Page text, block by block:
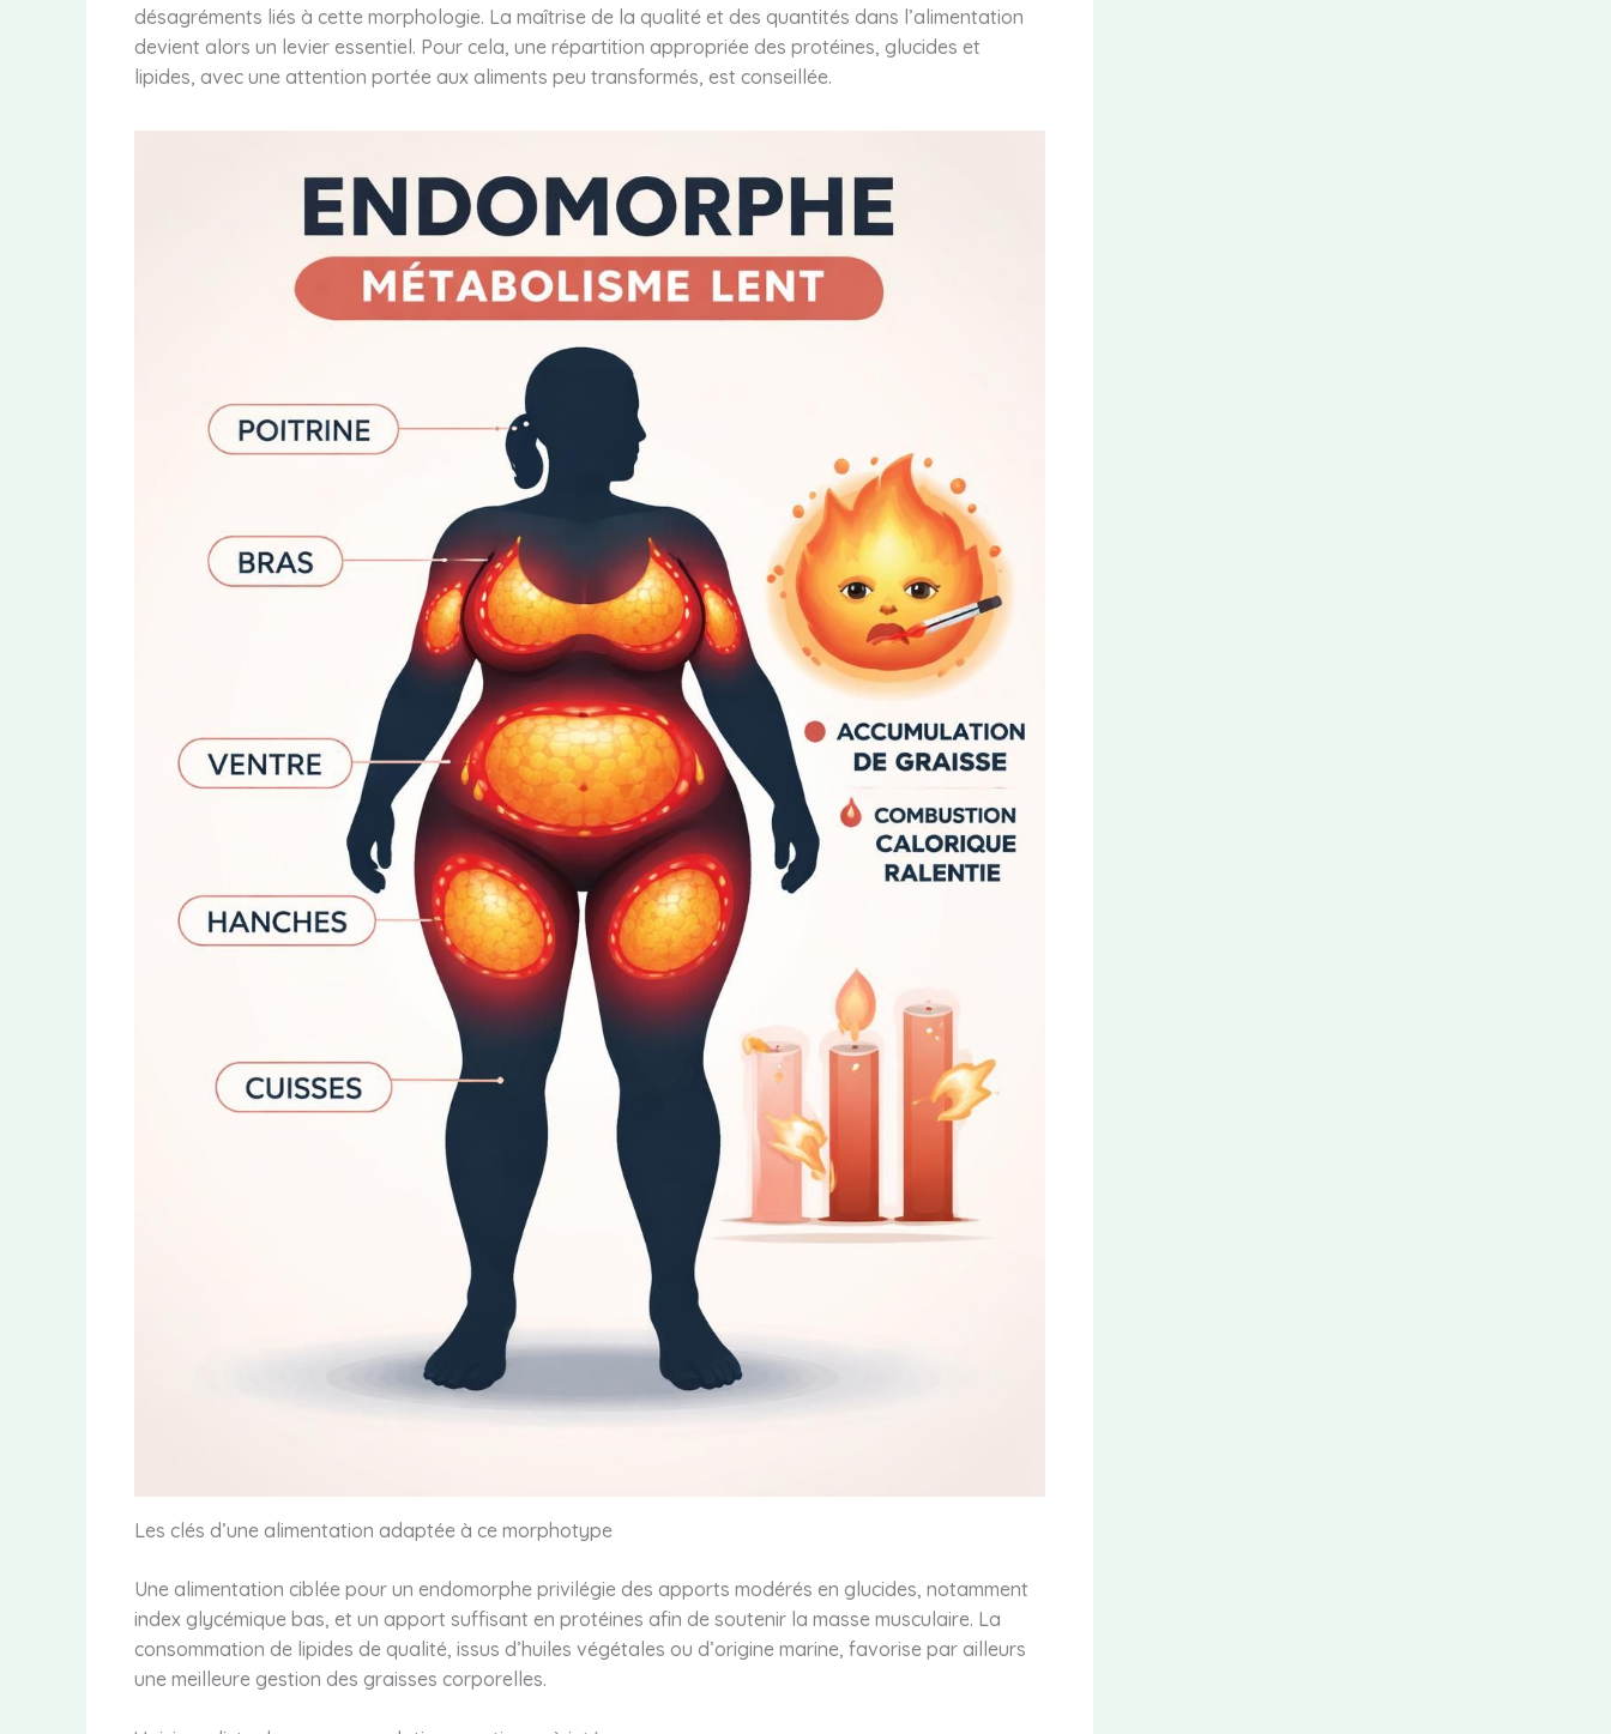
désagréments liés à cette morphologie. La maîtrise de la qualité et des quantités dans l’alimentation
devient alors un levier essentiel. Pour cela, une répartition appropriée des protéines, glucides et
lipides, avec une attention portée aux aliments peu transformés, est conseillée.
Les clés d’une alimentation adaptée à ce morphotype
Une alimentation ciblée pour un endomorphe privilégie des apports modérés en glucides, notamment
index glycémique bas, et un apport suffisant en protéines afin de soutenir la masse musculaire. La
consommation de lipides de qualité, issus d’huiles végétales ou d’origine marine, favorise par ailleurs
une meilleure gestion des graisses corporelles.